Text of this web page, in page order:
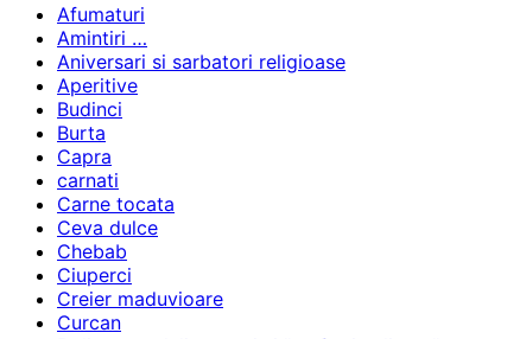
Afumaturi
Amintiri …
Aniversari si sarbatori religioase
Aperitive
Budinci
Burta
Capra
carnati
Carne tocata
Ceva dulce
Chebab
Ciuperci
Creier maduvioare
Curcan